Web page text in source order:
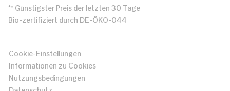
** Günstigster Preis der letzten 30 Tage
Bio-zertifiziert durch DE-ÖKO-044
Cookie-Einstellungen
Informationen zu Cookies
Nutzungsbedingungen
Datenschutz